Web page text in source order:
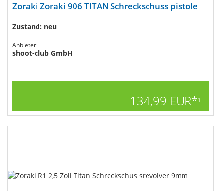
Zoraki Zoraki 906 TITAN Schreckschuss pistole
Zustand: neu
Anbieter:
shoot-club GmbH
134,99 EUR*1